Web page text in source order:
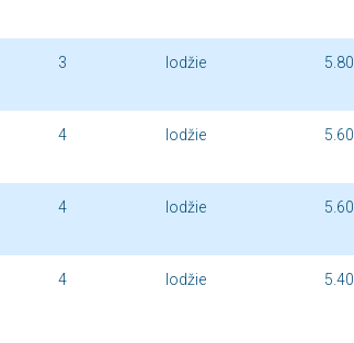
3 lodžie
4 lodžie
4 lodžie
4 lodžie